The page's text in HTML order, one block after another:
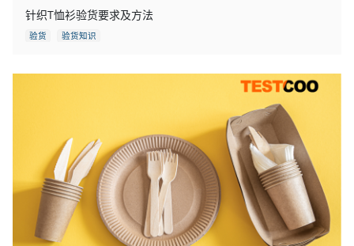
针织T恤衫验货要求及方法
验货 验货知识